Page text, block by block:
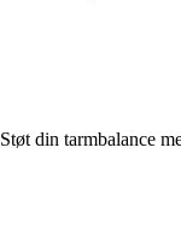
Støt din tarmbalance